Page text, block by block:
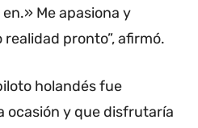
en.» Me apasiona y
pronto”, afirmó.
holandés fue
ocasión y que disfrutaría